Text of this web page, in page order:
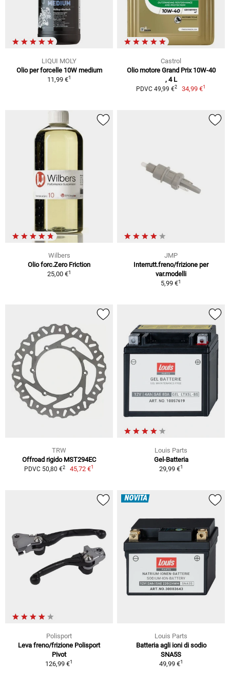
LIQUI MOLY
Olio per forcelle 10W medium
11,99 €1
Castrol
Olio motore Grand Prix 10W-40
, 4 L
PDVC 49,99 €2 34,99 €1
Wilbers
Olio forc.Zero Friction
25,00 €1
JMP
Interrutt.freno/frizione per
var.modelli
5,99 €1
TRW
Offroad rigido MST294EC
PDVC 50,80 €2 45,72 €1
Louis Parts
Gel-Batteria
29,99 €1
Polisport
Leva freno/frizione Polisport
Pivot
126,99 €1
NOVITÀ
Louis Parts
Batteria agli ioni di sodio
SNA5S
49,99 €1